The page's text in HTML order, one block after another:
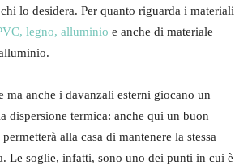
lo desidera. Per quanto riguarda i materiali
legno, alluminio e anche di materiale
ma anche i davanzali esterni giocano un
dispersione termica: anche qui un buon
alla casa di mantenere la stessa
Le soglie, infatti, sono uno dei punti in cui è